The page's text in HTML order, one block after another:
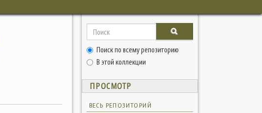
Поиск по всему репозиторию
В этой коллекции
ПРОСМОТР
ВЕСЬ РЕПОЗИТОРИЙ